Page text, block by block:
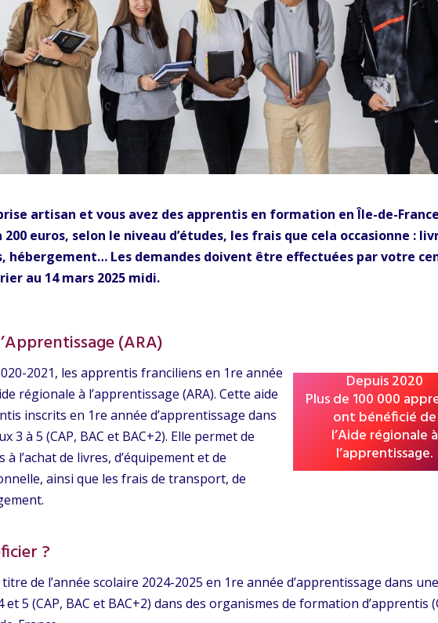
artisan et vous avez des apprentis en formation en Île-de-
200 euros, selon le niveau d’études, les frais que cela occasionne :
Les demandes doivent être effectuées par votre
au 14 mars 2025 midi.
(ARA)
2021, les apprentis franciliens en 1re année
régionale à l’apprentissage (ARA). Cette aide
inscrits en 1re année d’apprentissage dans
3 à 5 (CAP, BAC et BAC+2). Elle permet de
l’achat de livres, d’équipement et de
ainsi que les frais de transport, de
Depuis 2020
Plus de 100 000
ont bénéficié de
l’Aide régionale à
l’apprentissage.
?
de l’année scolaire 2024-2025 en 1re année d’apprentissage dans une
5 (CAP, BAC et BAC+2) dans des organismes de formation d’apprentis